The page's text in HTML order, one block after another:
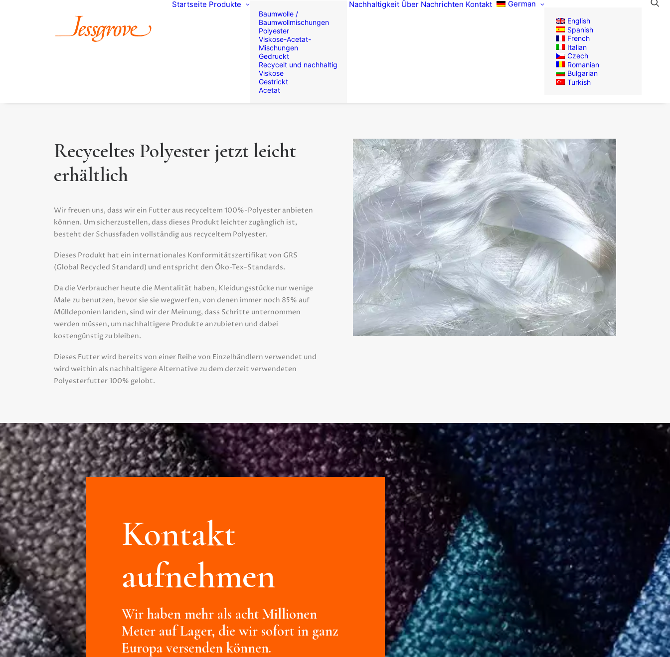
Startseite Produkte
Baumwolle /
Baumwollmischungen
Polyester
Viskose-Acetat-
Mischungen
Gedruckt
Recycelt und nachhaltig
Viskose
Gestrickt
Acetat
Nachhaltigkeit Über Nachrichten Kontakt German
English
Spanish
French
Italian
Czech
Romanian
Bulgarian
Turkish
Recyceltes Polyester jetzt leicht
erhältlich
Wir freuen uns, dass wir ein Futter aus recyceltem 100%-Polyester anbieten
können. Um sicherzustellen, dass dieses Produkt leichter zugänglich ist,
besteht der Schussfaden vollständig aus recyceltem Polyester.
Dieses Produkt hat ein internationales Konformitätszertifikat von GRS
(Global Recycled Standard) und entspricht den Öko-Tex-Standards.
Da die Verbraucher heute die Mentalität haben, Kleidungsstücke nur wenige
Male zu benutzen, bevor sie sie wegwerfen, von denen immer noch 85% auf
Mülldeponien landen, sind wir der Meinung, dass Schritte unternommen
werden müssen, um nachhaltigere Produkte anzubieten und dabei
kostengünstig zu bleiben.
Dieses Futter wird bereits von einer Reihe von Einzelhändlern verwendet und
wird weithin als nachhaltigere Alternative zu dem derzeit verwendeten
Polyesterfutter 100% gelobt.
Kontakt
aufnehmen
Wir haben mehr als acht Millionen
Meter auf Lager, die wir sofort in ganz
Europa versenden können.